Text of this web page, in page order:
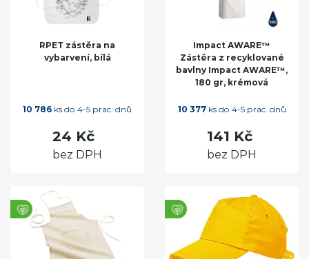
RPET zástěra na
vybarvení, bílá
10 786 ks do 4-5 prac. dnů
24 Kč
bez DPH
Impact AWARE™
Zástěra z recyklované
bavlny Impact AWARE™,
180 gr, krémová
10 377ks do 4-5 prac. dnů
141 Kč
bez DPH